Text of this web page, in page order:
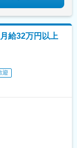
給32万円以上
迎